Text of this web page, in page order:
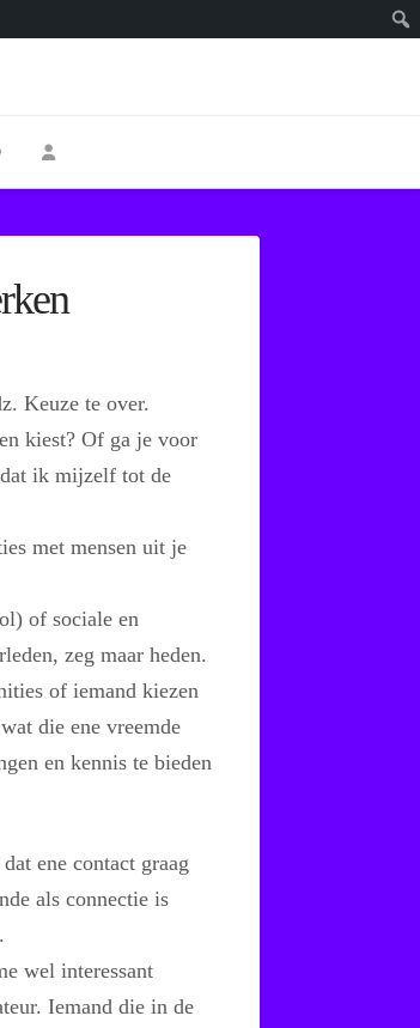
Keuze te over.
kiest? Of ga je voor
ik mijzelf tot de
met mensen uit je
of sociale en
zeg maar heden.
of iemand kiezen
die ene vreemde
en kennis te bieden
ene contact graag
als connectie is
wel interessant
Iemand die in de